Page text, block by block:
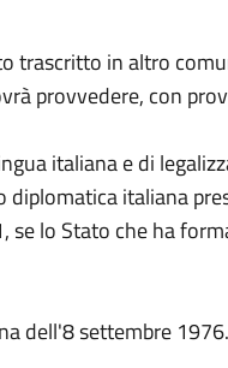
trascritto in altro
provvedere, con
italiana e di
italiana
lo Stato che ha
dell'8 settembre 1976.